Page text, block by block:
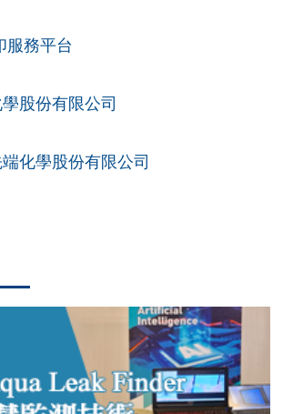
服務平台
股份有限公司
化學股份有限公司